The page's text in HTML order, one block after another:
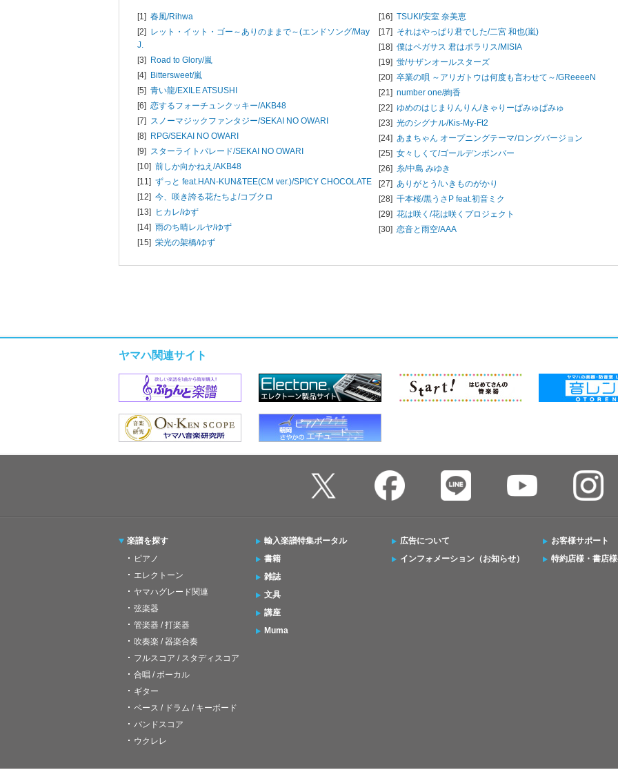
[1] 春風/Rihwa
[2] レット・イット・ゴー～ありのままで～(エンドソング/May
J.
[3] Road to Glory/嵐
[4] Bittersweet/嵐
[5] 青い龍/EXILE ATSUSHI
[6] 恋するフォーチュンクッキー/AKB48
[7] スノーマジックファンタジー/SEKAI NO OWARI
[8] RPG/SEKAI NO OWARI
[9] スターライトパレード/SEKAI NO OWARI
[10] 前しか向かねえ/AKB48
[11] ずっと feat.HAN-KUN&TEE(CM ver.)/SPICY CHOCOLATE
[12] 今、咲き誇る花たちよ/コブクロ
[13] ヒカレ/ゆず
[14] 雨のち晴レルヤ/ゆず
[15] 栄光の架橋/ゆず
[16] TSUKI/安室 奈美恵
[17] それはやっぱり君でした/二宮 和也(嵐)
[18] 僕はペガサス 君はポラリス/MISIA
[19] 蛍/サザンオールスターズ
[20] 卒業の唄 ～アリガトウは何度も言わせて～/GReeeeN
[21] number one/絢香
[22] ゆめのはじまりんりん/きゃりーぱみゅぱみゅ
[23] 光のシグナル/Kis-My-Ft2
[24] あまちゃん オープニングテーマ/ロングバージョン
[25] 女々しくて/ゴールデンボンバー
[26] 糸/中島 みゆき
[27] ありがとう/いきものがかり
[28] 千本桜/黒うさP feat.初音ミク
[29] 花は咲く/花は咲くプロジェクト
[30] 恋音と雨空/AAA
ヤマハ関連サイト
楽譜を探す
ピアノ
エレクトーン
ヤマハグレード関連
弦楽器
管楽器 / 打楽器
吹奏楽 / 器楽合奏
フルスコア / スタディスコア
合唱 / ボーカル
ギター
ベース / ドラム / キーボード
バンドスコア
ウクレレ
輸入楽譜特集ポータル
書籍
雑誌
文具
講座
Muma
広告について
インフォメーション（お知らせ）
お客様サポート
特約店様・書店